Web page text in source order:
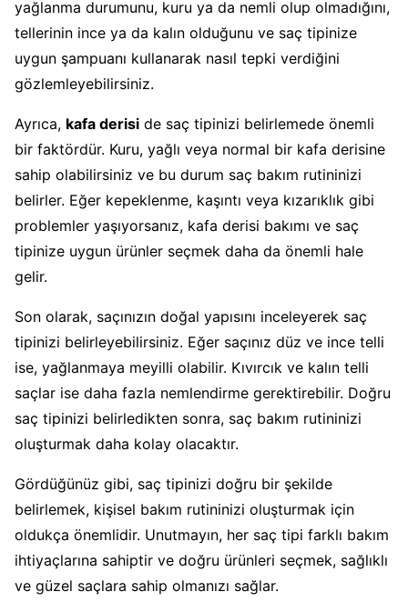
yağlanma durumunu, kuru ya da nemli olup olmadığını,
tellerinin ince ya da kalın olduğunu ve saç tipinize
uygun şampuanı kullanarak nasıl tepki verdiğini
gözlemleyebilirsiniz.
Ayrıca, kafa derisi de saç tipinizi belirlemede önemli
bir faktördür. Kuru, yağlı veya normal bir kafa derisine
sahip olabilirsiniz ve bu durum saç bakım rutininizi
belirler. Eğer kepeklenme, kaşıntı veya kızarıklık gibi
problemler yaşıyorsanız, kafa derisi bakımı ve saç
tipinize uygun ürünler seçmek daha da önemli hale
gelir.
Son olarak, saçınızın doğal yapısını inceleyerek saç
tipinizi belirleyebilirsiniz. Eğer saçınız düz ve ince telli
ise, yağlanmaya meyilli olabilir. Kıvırcık ve kalın telli
saçlar ise daha fazla nemlendirme gerektirebilir. Doğru
saç tipinizi belirledikten sonra, saç bakım rutininizi
oluşturmak daha kolay olacaktır.
Gördüğünüz gibi, saç tipinizi doğru bir şekilde
belirlemek, kişisel bakım rutininizi oluşturmak için
oldukça önemlidir. Unutmayın, her saç tipi farklı bakım
ihtiyaçlarına sahiptir ve doğru ürünleri seçmek, sağlıklı
ve güzel saçlara sahip olmanızı sağlar.